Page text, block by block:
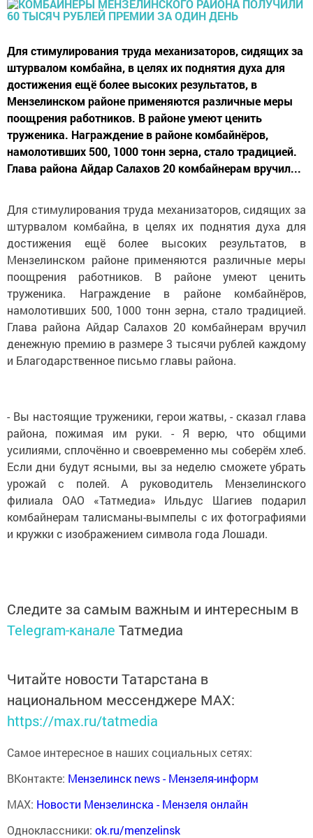
Для стимулирования труда механизаторов, сидящих за
штурвалом комбайна, в целях их поднятия духа для
достижения ещё более высоких результатов, в
Мензелинском районе применяются различные меры
поощрения работников. В районе умеют ценить
труженика. Награждение в районе комбайнёров,
намолотивших 500, 1000 тонн зерна, стало традицией.
Глава района Айдар Салахов 20 комбайнерам вручил...
Для стимулирования труда механизаторов, сидящих за
штурвалом комбайна, в целях их поднятия духа для
достижения ещё более высоких результатов, в
Мензелинском районе применяются различные меры
поощрения работников. В районе умеют ценить
труженика. Награждение в районе комбайнёров,
намолотивших 500, 1000 тонн зерна, стало традицией.
Глава района Айдар Салахов 20 комбайнерам вручил
денежную премию в размере 3 тысячи рублей каждому
и Благодарственное письмо главы района.
- Вы настоящие труженики, герои жатвы, - сказал глава
района, пожимая им руки. - Я верю, что общими
усилиями, сплочённо и своевременно мы соберём хлеб.
Если дни будут ясными, вы за неделю сможете убрать
урожай с полей. А руководитель Мензелинского
филиала ОАО «Татмедиа» Ильдус Шагиев подарил
комбайнерам талисманы-вымпелы с их фотографиями
и кружки с изображением символа года Лошади.
Следите за самым важным и интересным в
Telegram-канале Татмедиа
Читайте новости Татарстана в
национальном мессенджере MАХ:
https://max.ru/tatmedia
Самое интересное в наших социальных сетях:
ВКонтакте: Мензелинск news - Мензеля-информ
MAX: Новости Мензелинска - Мензеля онлайн
Одноклассники: ok.ru/menzelinsk